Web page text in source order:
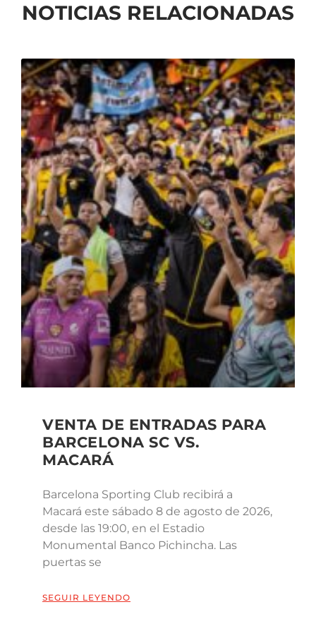
NOTICIAS RELACIONADAS
VENTA DE ENTRADAS PARA
BARCELONA SC VS.
MACARÁ
Barcelona Sporting Club recibirá a
Macará este sábado 8 de agosto de 2026,
desde las 19:00, en el Estadio
Monumental Banco Pichincha. Las
puertas se
SEGUIR LEYENDO